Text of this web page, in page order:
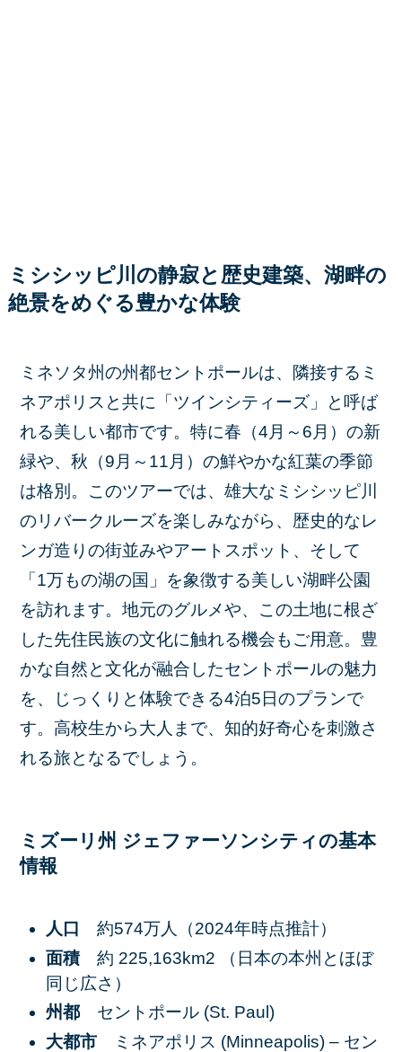
ミシシッピ川の静寂と歴史建築、湖畔の
絶景をめぐる豊かな体験
ミネソタ州の州都セントポールは、隣接するミ
ネアポリスと共に「ツインシティーズ」と呼ば
れる美しい都市です。特に春（4月～6月）の新
緑や、秋（9月～11月）の鮮やかな紅葉の季節
は格別。このツアーでは、雄大なミシシッピ川
のリバークルーズを楽しみながら、歴史的なレ
ンガ造りの街並みやアートスポット、そして
「1万もの湖の国」を象徴する美しい湖畔公園
を訪れます。地元のグルメや、この土地に根ざ
した先住民族の文化に触れる機会もご用意。豊
かな自然と文化が融合したセントポールの魅力
を、じっくりと体験できる4泊5日のプランで
す。高校生から大人まで、知的好奇心を刺激さ
れる旅となるでしょう。
ミズーリ州 ジェファーソンシティの基本
情報
人口 約574万人（2024年時点推計）
面積 約 225,163km2 （日本の本州とほぼ
同じ広さ）
州都 セントポール (St. Paul)
大都市
ミネアポリス (Minneapolis) – セン